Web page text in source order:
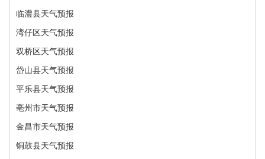
临澧县天气预报
湾仔区天气预报
双桥区天气预报
岱山县天气预报
平乐县天气预报
亳州市天气预报
金昌市天气预报
铜鼓县天气预报